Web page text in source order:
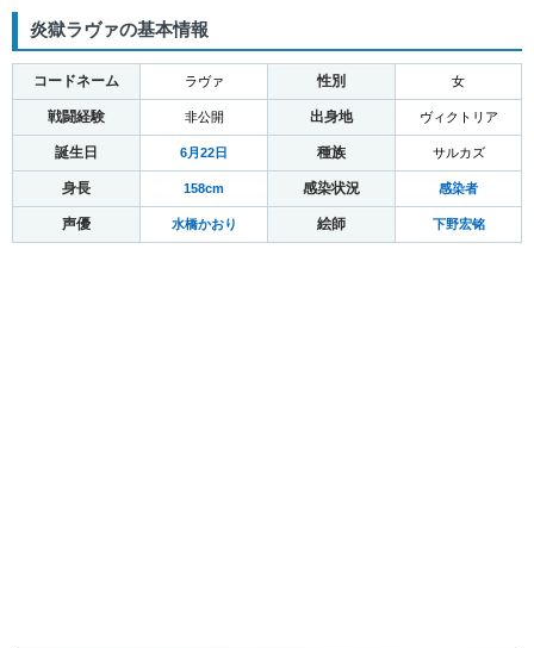
炎獄ラヴァの基本情報
コードネーム ラヴァ 性別 女
戦闘経験 非公開 出身地 ヴィクトリア
誕生日 6月22日 種族 サルカズ
身長 158cm 感染状況 感染者
声優 水橋かおり 絵師 下野宏铭